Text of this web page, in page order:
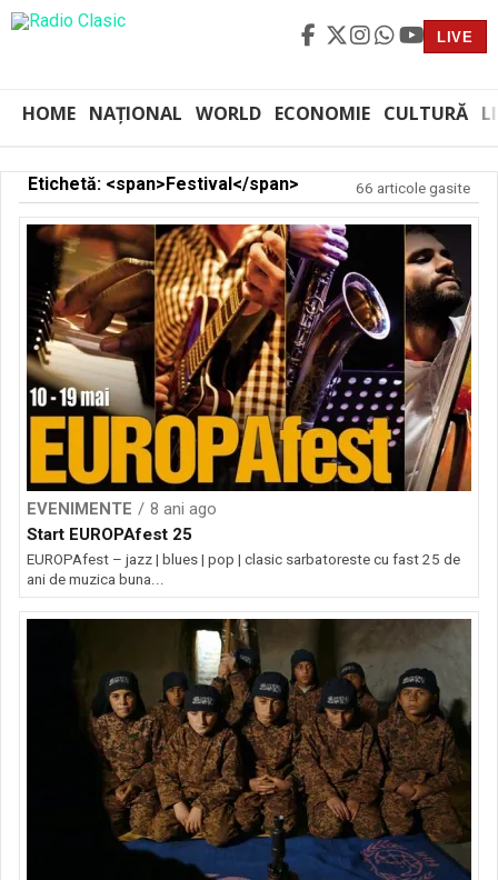
LIVE
HOME NAȚIONAL WORLD ECONOMIE CULTURĂ
Etichetă: <span>Festival</span> 66 articole gasite
EVENIMENTE
8 ani ago
Start EUROPAfest 25
EUROPAfest – jazz | blues | pop | clasic sarbatoreste cu fast 25 de
ani de muzica buna...